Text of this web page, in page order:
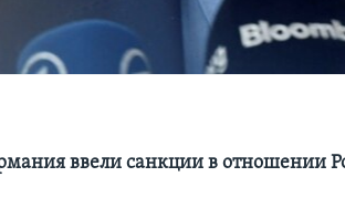
ввели санкции в отношении